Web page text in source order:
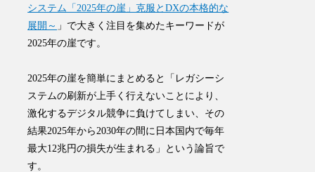
システム「2025年の崖」克服とDXの本格的な
展開～ 」で大きく注目を集めたキーワードが
2025年の崖です。
2025年の崖を簡単にまとめると「レガシーシ
ステムの刷新が上手く行えないことにより、
激化するデジタル競争に負けてしまい、その
結果2025年から2030年の間に日本国内で毎年
最大12兆円の損失が生まれる」という論旨で
す。